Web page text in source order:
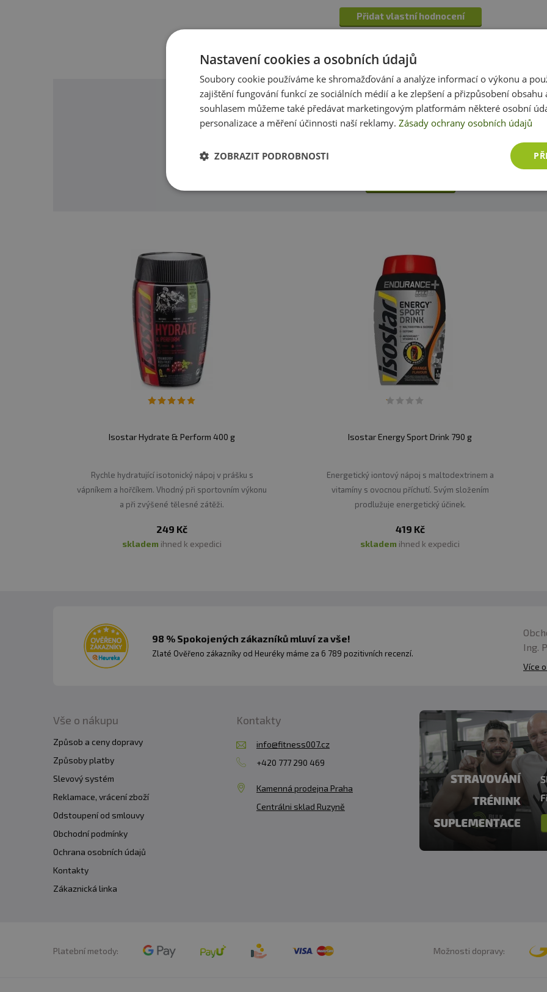
Nutriční hodnoty a přesné složení naleznete v popisu zboží nahoře v
Přidat vlastní hodnocení
Dotazy Zeptejte se, rádi vám pomůžeme
O našich produktech víme skoro vše. Zeptejte se, rádi vám
Isostar Hydrate & Perform 400 g
Rychle hydratující isotonický nápoj v prášku s
vápníkem a hořčíkem. Vhodný při sportovním výkonu
a při zvýšené tělesné zátěži.
249 Kč
skladem ihned k expedici
Isostar Energy Sport Drink 790 g
Energetický iontový nápoj s maltodextrinem a
vitamíny s ovocnou příchutí. Svým složením
prodlužuje energetický účinek.
419 Kč
skladem ihned k expedici
98 % Spokojených zákazníků mluví za vše!
Zlaté Ověřeno zákazníky od Heuréky máme za 6 789 pozitivních recenzí.
Ing.
Více
Vše o nákupu
Způsob a ceny dopravy
Způsoby platby
Slevový systém
Reklamace, vrácení zboží
Odstoupení od smlouvy
Obchodní podmínky
Ochrana osobních údajů
Kontakty
Zákaznická linka
Kontakty
info@fitness007.cz
+420 777 290 469
Kamenná prodejna Praha
Centrálni sklad Ruzyně
Platební metody: Možnosti dopravy:
Nastavení cookies a osobních údajů
Soubory cookie používáme ke shromažďování a analýze informací o výkonu a
zajištění fungování funkcí ze sociálních médií a ke zlepšení a přizpůsobení obsahu
souhlasem můžeme také předávat marketingovým platformám některé osobní
personalizace a měření účinnosti naší reklamy. Zásady ochrany osobních údajů
ZOBRAZIT PODROBNOSTI